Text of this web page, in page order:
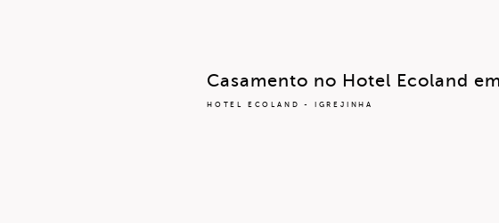
HOTEL ECOLAND - IGREJINHA
Casamento no Hotel Ecoland